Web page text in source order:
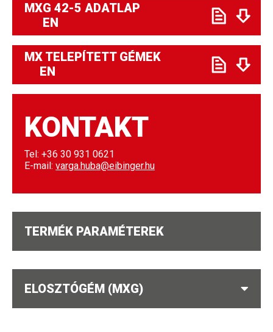
MXG 42-5 ADATLAP
EN
MX TELEPÍTETT GÉMEK
EN
KONTAKT
Tel: +36 30 931 0621
E-mail: varga.huba@eibinger.hu
TERMÉK PARAMÉTEREK
ELOSZTÓGÉM (MXG)